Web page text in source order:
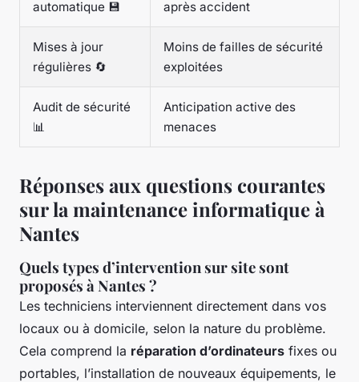
automatique 💾 après accident
Mises à jour
régulières 🔄
Moins de failles de sécurité
exploitées
Audit de sécurité
📊
Anticipation active des
menaces
Réponses aux questions courantes
sur la maintenance informatique à
Nantes
Quels types d’intervention sur site sont
proposés à Nantes ?
Les techniciens interviennent directement dans vos
locaux ou à domicile, selon la nature du problème.
Cela comprend la réparation d’ordinateurs fixes ou
portables, l’installation de nouveaux équipements, le